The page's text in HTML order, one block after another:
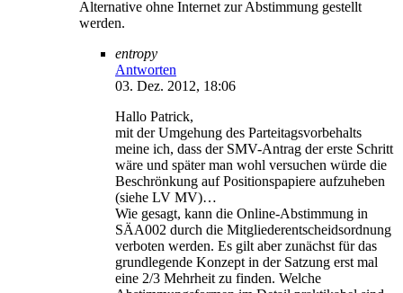
Alternative ohne Internet zur Abstimmung gestellt
werden.
entropy
Antworten
03. Dez. 2012, 18:06
Hallo Patrick,
mit der Umgehung des Parteitagsvorbehalts
meine ich, dass der SMV-Antrag der erste Schritt
wäre und später man wohl versuchen würde die
Beschrönkung auf Positionspapiere aufzuheben
(siehe LV MV)…
Wie gesagt, kann die Online-Abstimmung in
SÄA002 durch die Mitgliederentscheidsordnung
verboten werden. Es gilt aber zunächst für das
grundlegende Konzept in der Satzung erst mal
eine 2/3 Mehrheit zu finden. Welche